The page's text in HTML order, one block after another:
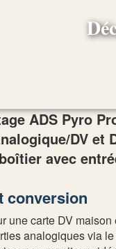
ADS Pyro
DV et
avec
conversion
une carte DV
analogiques via